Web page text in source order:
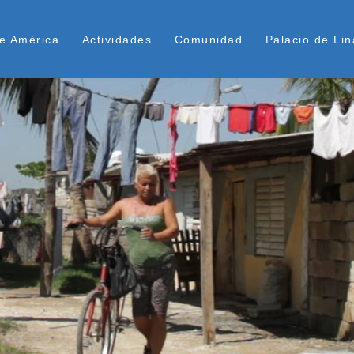
Superior
América Actividades Comunidad Palacio de